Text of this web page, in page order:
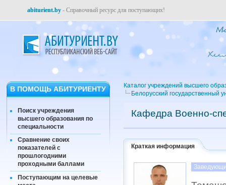
abiturient.by - Справочный ресурс для поступающих!
В ПОМОЩЬ АБИТУРИЕНТУ
Поиск учреждения
высшего образования по
специальности
Сравнение своих
показателей с
прошлогодними
проходными баллами
Поступающим на целевые
Каталог учреждений высшего
Белорусский государственный
Кафедра Военно-
Краткая информация